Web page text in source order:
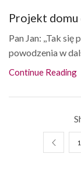
Projekt domu
Pan Jan: ,,Tak się
powodzenia w
Continue Reading
1